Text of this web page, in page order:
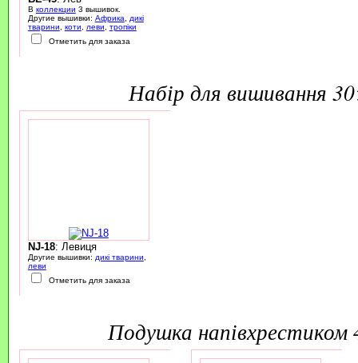
В коллекции 3 вышивок.
Другие вышивки: Африка, дикі
тварини, коти, леви, тропіки
Отметить для заказа
набір для вишивання
NJ-18: Левиця
Другие вышивки: дикі тварини
леви
Отметить для заказа
подушка